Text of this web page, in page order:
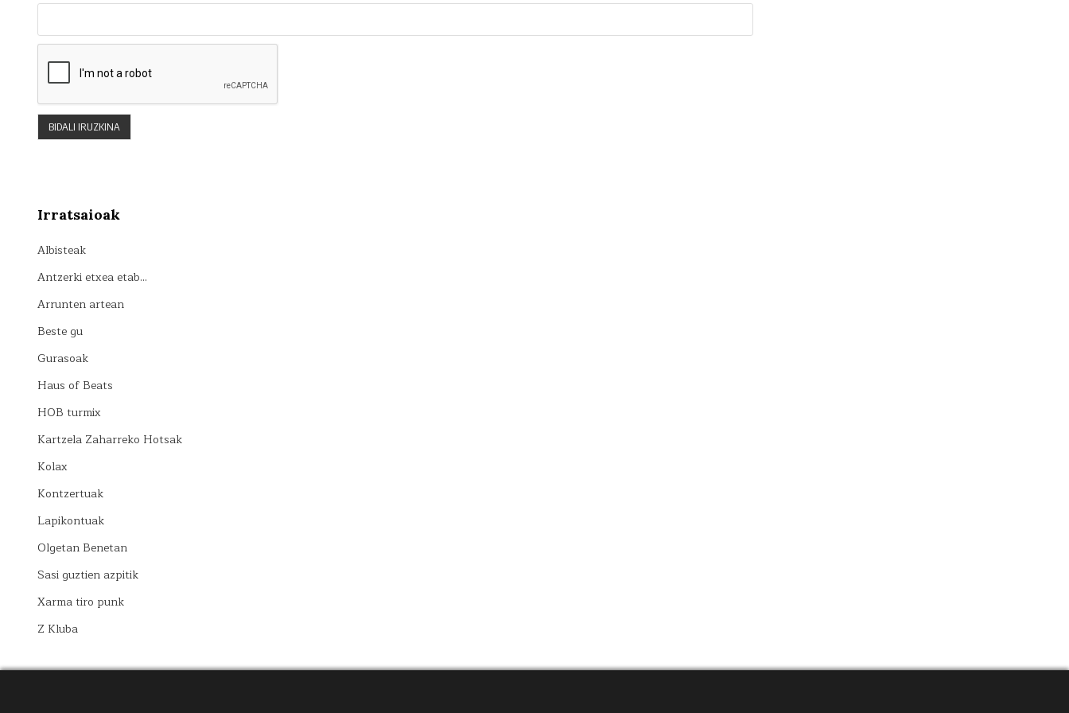
Irratsaioak
Albisteak
Antzerki etxea etab…
Arrunten artean
Beste gu
Gurasoak
Haus of Beats
HOB turmix
Kartzela Zaharreko Hotsak
Kolax
Kontzertuak
Lapikontuak
Olgetan Benetan
Sasi guztien azpitik
Xarma tiro punk
Z Kluba